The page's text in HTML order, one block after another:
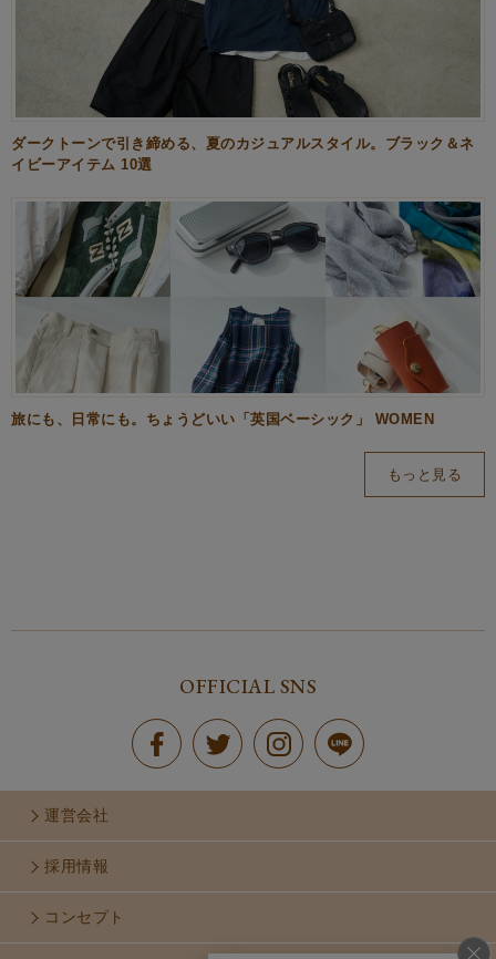
ダークトーンで引き締める、夏のカジュアルスタイル。ブラック＆ネ
イビーアイテム 10選
旅にも、日常にも。ちょうどいい「英国ベーシック」 WOMEN
もっと見る
OFFICIAL SNS
運営会社
採用情報
コンセプト